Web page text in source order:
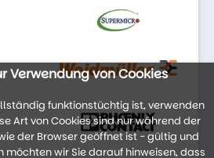
Verwendung von Cookies
funktionstüchtig ist, verwenden
Art von Cookies sind nur während der
der Browser geöffnet ist - gültig und
möchten wir Sie darauf hinweisen, dass